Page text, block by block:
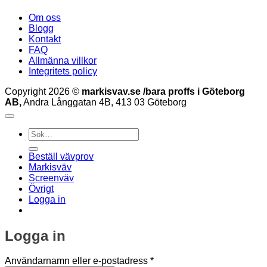
Om oss
Blogg
Kontakt
FAQ
Allmänna villkor
Integritets policy
Copyright 2026 © markisvav.se /bara proffs i Göteborg
AB,Andra Långgatan 4B, 413 03 Göteborg
Sök
efter:
Beställ vävprov
Markisväv
Screenväv
Övrigt
Logga in
Logga in
Användarnamn eller e-postadress *Obligatoriskt